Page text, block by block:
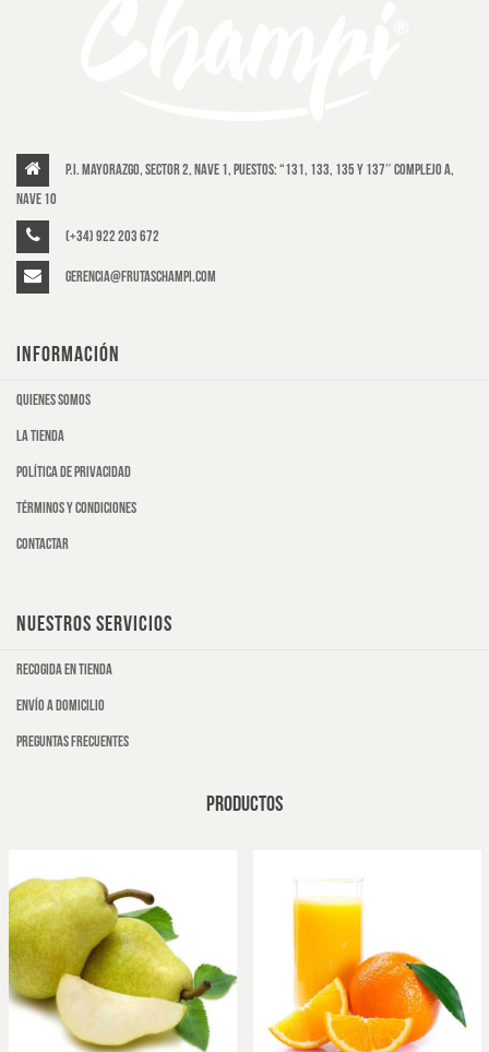
P.I. Mayorazgo, Sector 2, Nave 1, puestos: “131, 133, 135 y 137″ Complejo A,
Nave 10
(+34) 922 203 672
gerencia@frutaschampi.com
INFORMACIÓN
Quienes somos
La tienda
Política de privacidad
Términos y condiciones
Contactar
NUESTROS SERVICIOS
Recogida en tienda
Envío a domicilio
Preguntas frecuentes
PRODUCTOS